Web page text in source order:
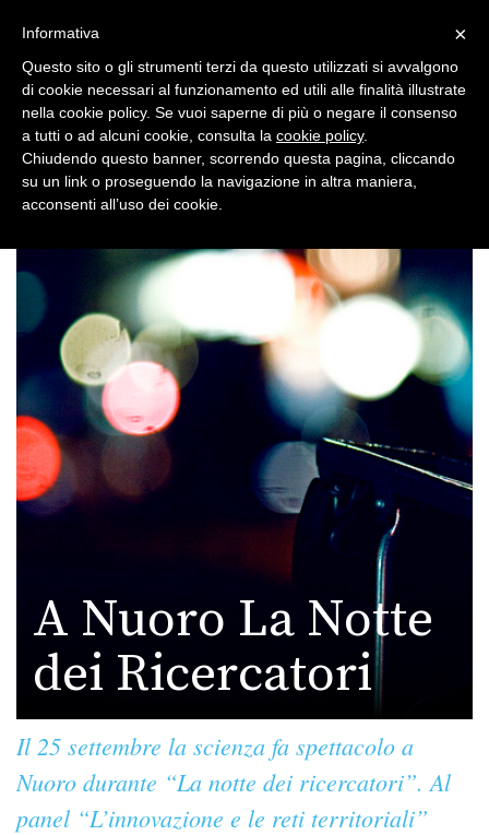
Toggle
Toggle
navigation
A Nuoro La Notte
dei Ricercatori
Il 25 settembre la scienza fa spettacolo a
Nuoro durante “La notte dei ricercatori”. Al
panel “L’innovazione e le reti territoriali”
×
Informativa
Questo sito o gli strumenti terzi da questo utilizzati si avvalgono
di cookie necessari al funzionamento ed utili alle finalità illustrate
nella cookie policy. Se vuoi saperne di più o negare il consenso
a tutti o ad alcuni cookie, consulta la cookie policy.
Chiudendo questo banner, scorrendo questa pagina, cliccando
su un link o proseguendo la navigazione in altra maniera,
acconsenti all’uso dei cookie.